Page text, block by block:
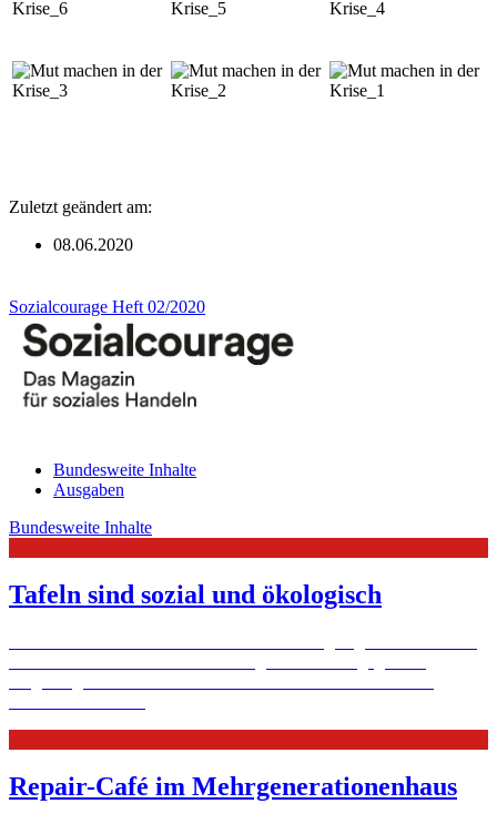
Zuletzt geändert am:
08.06.2020
Sozialcourage Heft 02/2020
Bundesweite Inhalte
Ausgaben
Bundesweite Inhalte
Tafeln sind sozial und ökologisch
Repair-Café im Mehrgenerationenhaus